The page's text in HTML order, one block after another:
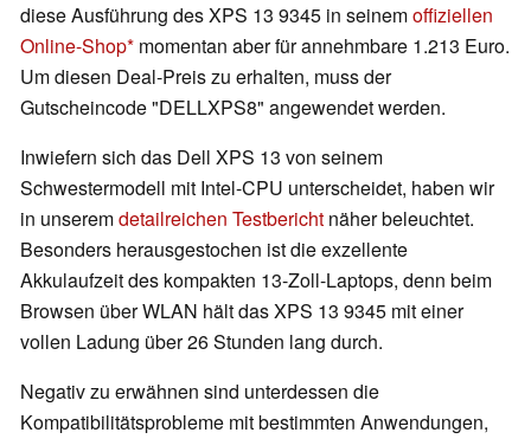
diese Ausführung des XPS 13 9345 in seinemoffiziellen
Online-Shop momentan aber für annehmbare 1.213 Euro.
Um diesen Deal-Preis zu erhalten, muss der
Gutscheincode "DELLXPS8" angewendet werden.
Inwiefern sich das Dell XPS 13 von seinem
Schwestermodell mit Intel-CPU unterscheidet, haben wir
in unseremdetailreichen Testbericht näher beleuchtet.
Besonders herausgestochen ist die exzellente
Akkulaufzeit des kompakten 13-Zoll-Laptops, denn beim
Browsen über WLAN hält das XPS 13 9345 mit einer
vollen Ladung über 26 Stunden lang durch.
Negativ zu erwähnen sind unterdessen die
Kompatibilitätsprobleme mit bestimmten Anwendungen,